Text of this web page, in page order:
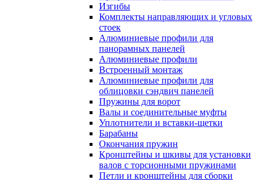
Изгибы
Комплекты направляющих и угловых
стоек
Алюминиевые профили для
панорамных панелей
Алюминиевые профили
Встроенный монтаж
Алюминиевые профили для
облицовки сэндвич панелей
Пружины для ворот
Валы и соединительные муфты
Уплотнители и вставки-щетки
Барабаны
Окончания пружин
Кронштейны и шкивы для установки
валов с торсионными пружинами
Петли и кронштейны для сборки